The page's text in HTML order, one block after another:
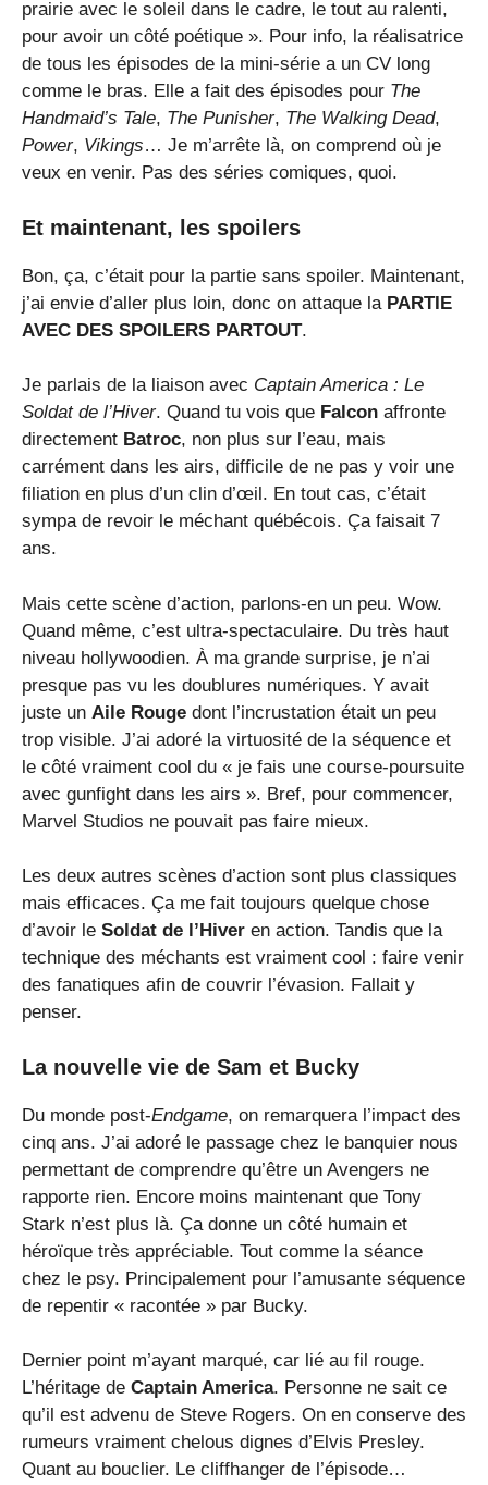
prairie avec le soleil dans le cadre, le tout au ralenti,
pour avoir un côté poétique ». Pour info, la réalisatrice
de tous les épisodes de la mini-série a un CV long
comme le bras. Elle a fait des épisodes pour The
Handmaid’s Tale, The Punisher, The Walking Dead,
Power, Vikings… Je m’arrête là, on comprend où je
veux en venir. Pas des séries comiques, quoi.
Et maintenant, les spoilers
Bon, ça, c’était pour la partie sans spoiler. Maintenant,
j’ai envie d’aller plus loin, donc on attaque la PARTIE
AVEC DES SPOILERS PARTOUT.
Je parlais de la liaison avec Captain America : Le
Soldat de l’Hiver. Quand tu vois que Falcon affronte
directement Batroc, non plus sur l’eau, mais
carrément dans les airs, difficile de ne pas y voir une
filiation en plus d’un clin d’œil. En tout cas, c’était
sympa de revoir le méchant québécois. Ça faisait 7
ans.
Mais cette scène d’action, parlons-en un peu. Wow.
Quand même, c’est ultra-spectaculaire. Du très haut
niveau hollywoodien. À ma grande surprise, je n’ai
presque pas vu les doublures numériques. Y avait
juste un Aile Rouge dont l’incrustation était un peu
trop visible. J’ai adoré la virtuosité de la séquence et
le côté vraiment cool du « je fais une course-poursuite
avec gunfight dans les airs ». Bref, pour commencer,
Marvel Studios ne pouvait pas faire mieux.
Les deux autres scènes d’action sont plus classiques
mais efficaces. Ça me fait toujours quelque chose
d’avoir le Soldat de l’Hiver en action. Tandis que la
technique des méchants est vraiment cool : faire venir
des fanatiques afin de couvrir l’évasion. Fallait y
penser.
La nouvelle vie de Sam et Bucky
Du monde post-Endgame, on remarquera l’impact des
cinq ans. J’ai adoré le passage chez le banquier nous
permettant de comprendre qu’être un Avengers ne
rapporte rien. Encore moins maintenant que Tony
Stark n’est plus là. Ça donne un côté humain et
héroïque très appréciable. Tout comme la séance
chez le psy. Principalement pour l’amusante séquence
de repentir « racontée » par Bucky.
Dernier point m’ayant marqué, car lié au fil rouge.
L’héritage de Captain America. Personne ne sait ce
qu’il est advenu de Steve Rogers. On en conserve des
rumeurs vraiment chelous dignes d’Elvis Presley.
Quant au bouclier. Le cliffhanger de l’épisode…